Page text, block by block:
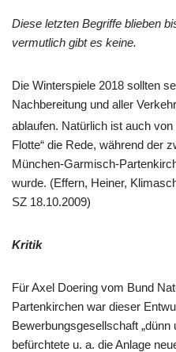
Diese letzten Begriffe blieben
vermutlich gibt es keine.
Die Winterspiele 2018 sollten
Nachbereitung und aller
ablaufen. Natürlich ist auch
Flotte“ die Rede, während der
München-Garmisch-
wurde. (Effern, Heiner,
SZ 18.10.2009)
Kritik
Für Axel Doering vom Bund
Partenkirchen war dieser
Bewerbungsgesellschaft „dünn
befürchtete u. a. die Anlage